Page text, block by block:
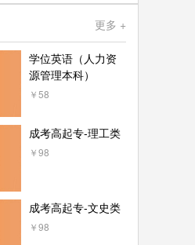
更多 +
学位英语（人力资
源管理本科）
￥58
成考高起专-理工类
￥98
成考高起专-文史类
￥98